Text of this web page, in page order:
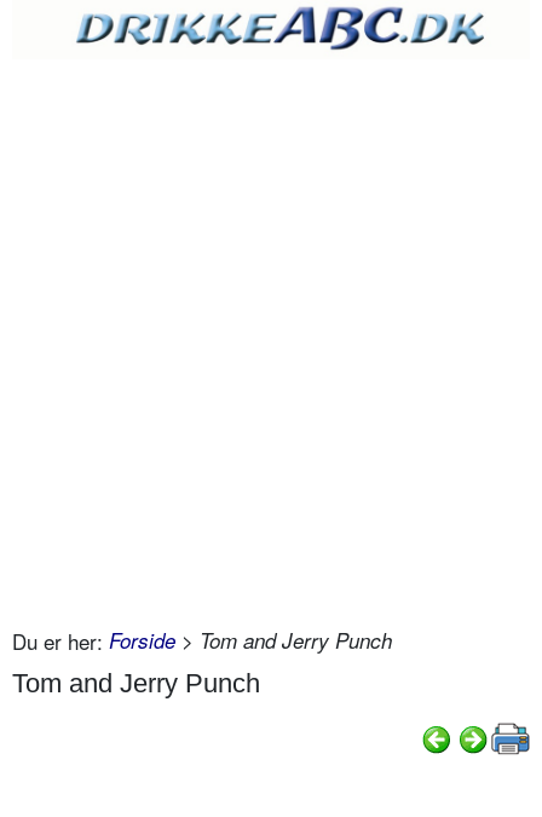
Du er her: Forside > Tom and Jerry Punch
Tom and Jerry Punch